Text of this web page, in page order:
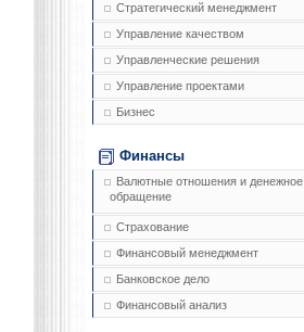
Стратегический менеджмент
Управление качеством
Управленческие решения
Управление проектами
Бизнес
Финансы
Валютные отношения и денежное
обращение
Страхование
Финансовый менеджмент
Банковское дело
Финансовый анализ